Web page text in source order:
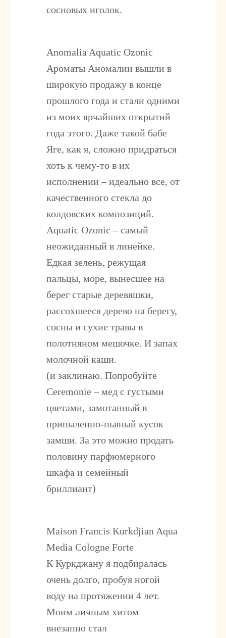
сосновых иголок.
Anomalia Aquatic Ozonic
Ароматы Аномалии вышли в
широкую продажу в конце
прошлого года и стали одними
из моих ярчайших открытий
года этого. Даже такой бабе
Яге, как я, сложно придраться
хоть к чему-то в их
исполнении – идеально все, от
качественного стекла до
колдовских композиций.
Aquatic Ozonic – самый
неожиданный в линейке.
Едкая зелень, режущая
пальцы, море, вынесшее на
берег старые деревяшки,
рассохшееся дерево на берегу,
сосны и сухие травы в
полотняном мешочке. И запах
молочной каши.
(и заклинаю. Попробуйте
Ceremonie – мед с густыми
цветами, замотанный в
припыленно-пьяный кусок
замши. За это можно продать
половину парфюмерного
шкафа и семейный
бриллиант)
Maison Francis Kurkdjian Aqua
Media Cologne Forte
К Куркджану я подбиралась
очень долго, пробуя ногой
воду на протяжении 4 лет.
Моим личным хитом
внезапно стал